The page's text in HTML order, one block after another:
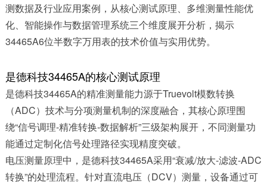
测数据及行业应用案例，从核心测试原理、多维测量性能优
化、智能操作与数据管理系统三个维度展开分析，揭示
34465A6位半数字万用表的技术价值与实用优势。​
是德科技34465A的核心测试原理
是德科技34465A的精准测量能力源于Truevolt模数转换
（ADC）技术与分项测量机制的深度融合，其核心原理围
绕“信号调理-精准转换-数据解析”三级架构展开，不同测量功
能通过定制化信号处理路径实现精度突破。​
电压测量原理中，是德科技34465A采用“衰减/放大-滤波-ADC
转换”的处理流程。针对直流电压（DCV）测量，设备通过可